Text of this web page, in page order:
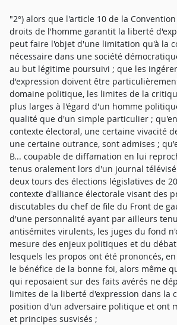
"2°) alors que l'article 10 de la
droits de l'homme garantit la liberté
peut faire l'objet d'une limitation qu'à la
nécessaire dans une société
au but légitime poursuivi ; que les
d'expression doivent être
domaine politique, les limites de la
plus larges à l'égard d'un homme
qualité que d'un simple particulier ;
contexte électoral, une certaine vivacité
une certaine outrance, sont admises ;
B... coupable de diffamation en lui
tenus oralement lors d'un journal
deux tours des élections législatives de
contexte d'alliance électorale visant des
discutables du chef de file du Front de
d'une personnalité ayant par ailleurs
antisémites virulents, les juges du fond
mesure des enjeux politiques et du
lesquels les propos ont été prononcés,
le bénéfice de la bonne foi, alors même
qui reposaient sur des faits avérés ne
limites de la liberté d'expression dans la
position d'un adversaire politique et ont
et principes susvisés ;